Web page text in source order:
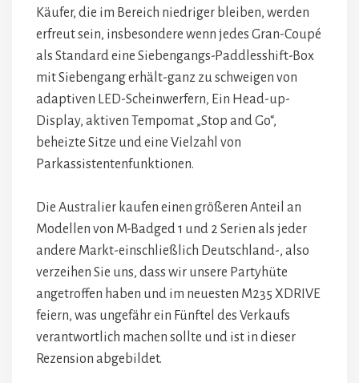
Käufer, die im Bereich niedriger bleiben, werden
erfreut sein, insbesondere wenn jedes Gran-Coupé
als Standard eine Siebengangs-Paddlesshift-Box
mit Siebengang erhält-ganz zu schweigen von
adaptiven LED-Scheinwerfern, Ein Head-up-
Display, aktiven Tempomat „Stop and Go“,
beheizte Sitze und eine Vielzahl von
Parkassistentenfunktionen.
Die Australier kaufen einen größeren Anteil an
Modellen von M-Badged 1 und 2 Serien als jeder
andere Markt-einschließlich Deutschland-, also
verzeihen Sie uns, dass wir unsere Partyhüte
angetroffen haben und im neuesten M235 XDRIVE
feiern, was ungefähr ein Fünftel des Verkaufs
verantwortlich machen sollte und ist in dieser
Rezension abgebildet.